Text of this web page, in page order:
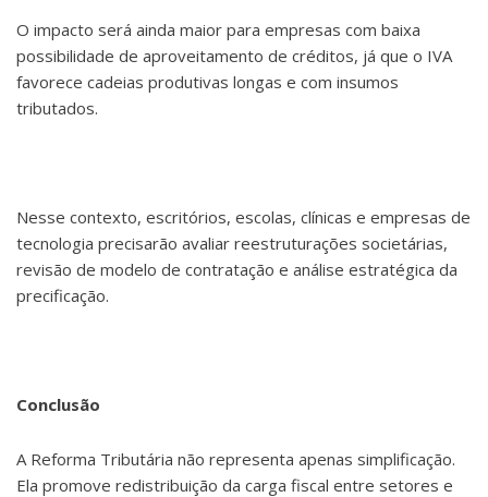
O impacto será ainda maior para empresas com baixa
possibilidade de aproveitamento de créditos, já que o IVA
favorece cadeias produtivas longas e com insumos
tributados.
Nesse contexto, escritórios, escolas, clínicas e empresas de
tecnologia precisarão avaliar reestruturações societárias,
revisão de modelo de contratação e análise estratégica da
precificação.
Conclusão
A Reforma Tributária não representa apenas simplificação.
Ela promove redistribuição da carga fiscal entre setores e